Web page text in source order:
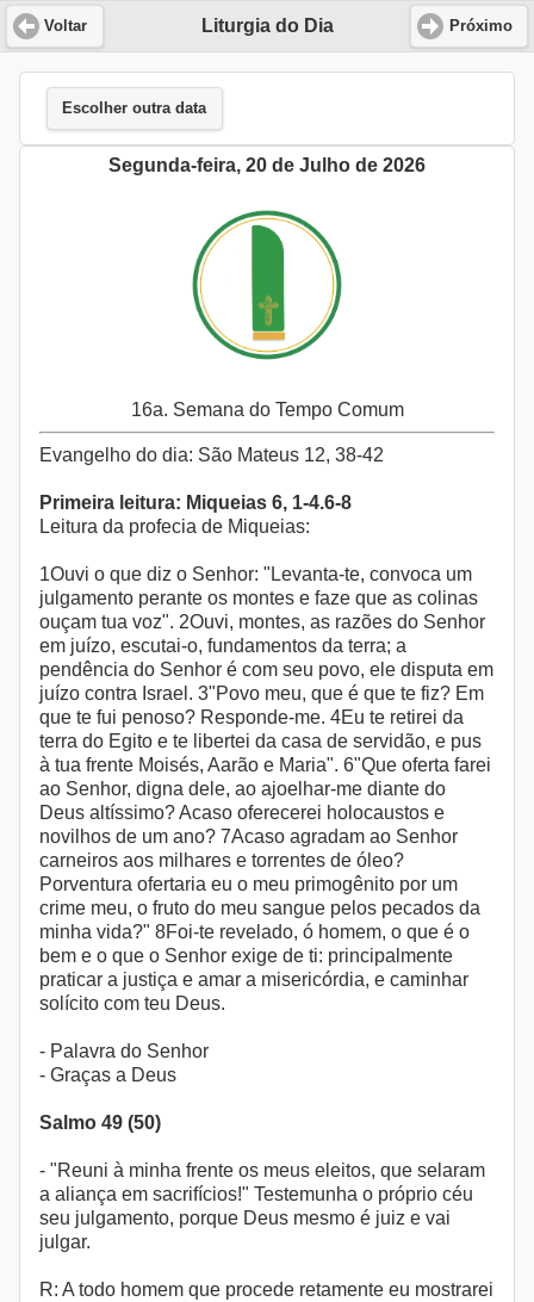
Liturgia do Dia
Voltar Próximo
Escolher outra data
Segunda-feira, 20 de Julho de 2026
16a. Semana do Tempo Comum
Evangelho do dia: São Mateus 12, 38-42
Primeira leitura: Miqueias 6, 1-4.6-8
Leitura da profecia de Miqueias:
1Ouvi o que diz o Senhor: "Levanta-te, convoca um
julgamento perante os montes e faze que as colinas
ouçam tua voz". 2Ouvi, montes, as razões do Senhor
em juízo, escutai-o, fundamentos da terra; a
pendência do Senhor é com seu povo, ele disputa em
juízo contra Israel. 3"Povo meu, que é que te fiz? Em
que te fui penoso? Responde-me. 4Eu te retirei da
terra do Egito e te libertei da casa de servidão, e pus
à tua frente Moisés, Aarão e Maria". 6"Que oferta farei
ao Senhor, digna dele, ao ajoelhar-me diante do
Deus altíssimo? Acaso oferecerei holocaustos e
novilhos de um ano? 7Acaso agradam ao Senhor
carneiros aos milhares e torrentes de óleo?
Porventura ofertaria eu o meu primogênito por um
crime meu, o fruto do meu sangue pelos pecados da
minha vida?" 8Foi-te revelado, ó homem, o que é o
bem e o que o Senhor exige de ti: principalmente
praticar a justiça e amar a misericórdia, e caminhar
solícito com teu Deus.
- Palavra do Senhor
- Graças a Deus
Salmo 49 (50)
- "Reuni à minha frente os meus eleitos, que selaram
a aliança em sacrifícios!" Testemunha o próprio céu
seu julgamento, porque Deus mesmo é juiz e vai
julgar.
R: A todo homem que procede retamente eu mostrarei